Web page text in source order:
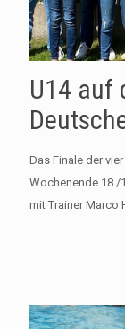
U14 auf
Das Finale der
Wochenende 18./
mit Trainer Marco